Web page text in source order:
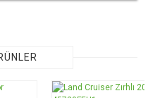
ederiz.
görüntülenemiyor.